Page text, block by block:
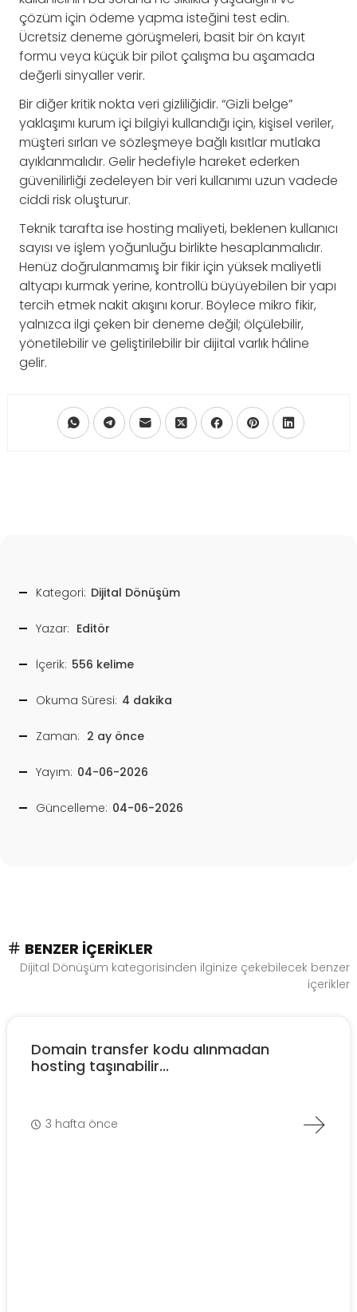
çözüm için ödeme yapma isteğini test edin.
Ücretsiz deneme görüşmeleri, basit bir ön kayıt
formu veya küçük bir pilot çalışma bu aşamada
değerli sinyaller verir.
Bir diğer kritik nokta veri gizliliğidir. “Gizli belge”
yaklaşımı kurum içi bilgiyi kullandığı için, kişisel veriler,
müşteri sırları ve sözleşmeye bağlı kısıtlar mutlaka
ayıklanmalıdır. Gelir hedefiyle hareket ederken
güvenilirliği zedeleyen bir veri kullanımı uzun vadede
ciddi risk oluşturur.
Teknik tarafta ise hosting maliyeti, beklenen kullanıcı
sayısı ve işlem yoğunluğu birlikte hesaplanmalıdır.
Henüz doğrulanmamış bir fikir için yüksek maliyetli
altyapı kurmak yerine, kontrollü büyüyebilen bir yapı
tercih etmek nakit akışını korur. Böylece mikro fikir,
yalnızca ilgi çeken bir deneme değil; ölçülebilir,
yönetilebilir ve geliştirilebilir bir dijital varlık hâline
gelir.
Kategori: Dijital Dönüşüm
Yazar: Editör
İçerik: 556 kelime
Okuma Süresi: 4 dakika
Zaman: 2 ay önce
Yayım: 04-06-2026
Güncelleme: 04-06-2026
BENZER İÇERIKLER
Dijital Dönüşüm kategorisinden ilginize çekebilecek benzer
içerikler
Domain transfer kodu alınmadan
hosting taşınabilir...
3 hafta önce